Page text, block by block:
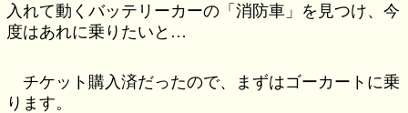
入れて動くバッテリーカーの「消防車」を見つけ、今
度はあれに乗りたいと…
チケット購入済だったので、まずはゴーカートに乗
ります。